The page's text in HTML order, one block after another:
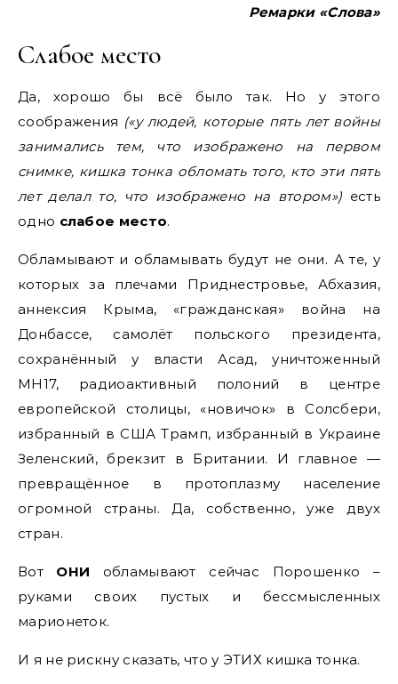
Ремарки «Слова»
Слабое место
Да, хорошо бы всё было так. Но у этого
соображения («у людей, которые пять лет войны
занимались тем, что изображено на первом
снимке, кишка тонка обломать того, кто эти пять
лет делал то, что изображено на втором») есть
одно слабое место.
Обламывают и обламывать будут не они. А те, у
которых за плечами Приднестровье, Абхазия,
аннексия Крыма, «гражданская» война на
Донбассе, самолёт польского президента,
сохранённый у власти Асад, уничтоженный
MH17, радиоактивный полоний в центре
европейской столицы, «новичок» в Солсбери,
избранный в США Трамп, избранный в Украине
Зеленский, брекзит в Британии. И главное —
превращённое в протоплазму население
огромной страны. Да, собственно, уже двух
стран.
Вот ОНИ обламывают сейчас Порошенко –
руками своих пустых и бессмысленных
марионеток.
И я не рискну сказать, что у ЭТИХ кишка тонка.